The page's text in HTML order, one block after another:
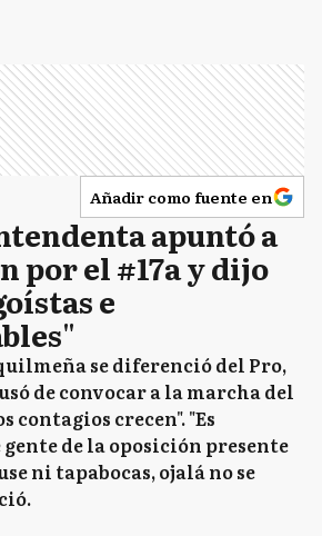
Añadir como fuente en
apuntó a
por el #17a y dijo
e
se diferenció del Pro,
de convocar a la marcha del
contagios crecen". "Es
de la oposición presente
ni tapabocas, ojalá no se